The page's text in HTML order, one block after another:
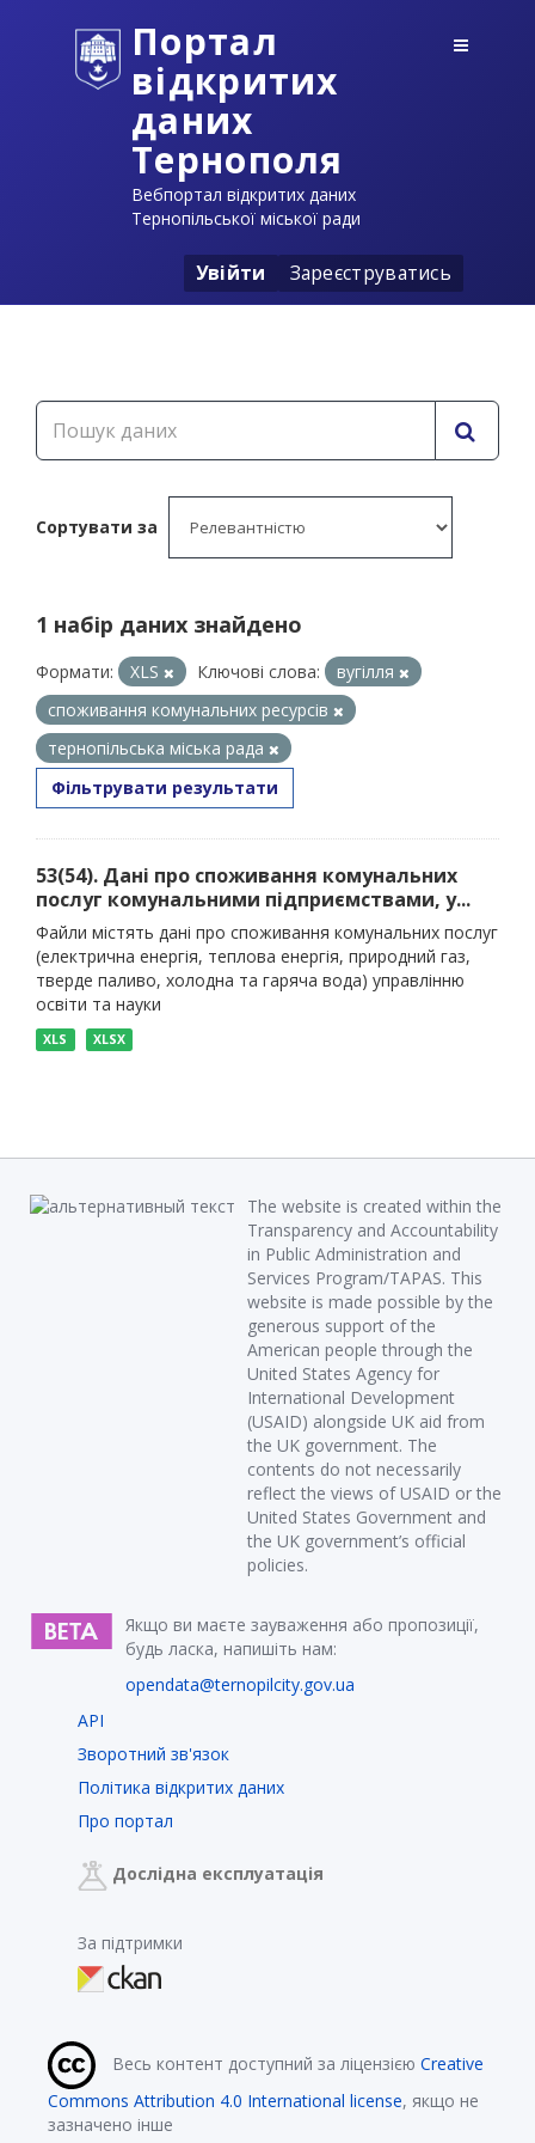
Портал
відкритих
даних
Тернополя
Вебпортал відкритих даних
Тернопільської міської ради
Увійти Зареєструватись
Сортувати за
1 набір даних знайдено
Формати: XLS Ключові слова:
вугілля
споживання комунальних ресурсів
тернопільська міська рада
Фільтрувати результати
53(54). Дані про споживання комунальних
послуг комунальними підприємствами, у...
Файли містять дані про споживання комунальних послуг
(електрична енергія, теплова енергія, природний газ,
тверде паливо, холодна та гаряча вода) управлінню
освіти та науки
XLS XLSX
The website is created within the
Transparency and Accountability
in Public Administration and
Services Program/TAPAS. This
website is made possible by the
generous support of the
American people through the
United States Agency for
International Development
(USAID) alongside UK aid from
the UK government. The
contents do not necessarily
reflect the views of USAID or the
United States Government and
the UK government’s official
policies.
Якщо ви маєте зауваження або пропозиції,
будь ласка, напишіть нам:
opendata@ternopilcity.gov.ua
API
Зворотний зв'язок
Політика відкритих даних
Про портал
Дослідна експлуатація
За підтримки
Весь контент доступний за ліцензією Creative
Commons Attribution 4.0 International license, якщо не
зазначено інше